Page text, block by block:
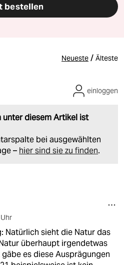
bestellen
Neueste / Älteste
unter diesem Artikel ist
bei ausgewählten
– hier sind sie zu finden.
einloggen
Natürlich sieht die Natur das
überhaupt irgendetwas
es diese Ausprägungen